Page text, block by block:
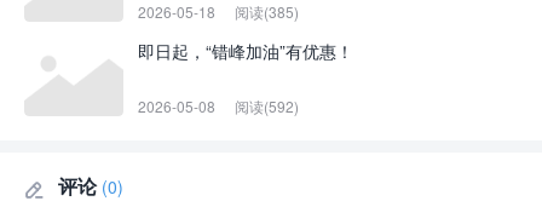
2026-05-18 阅读(385)
即日起，“错峰加油”有优惠！
2026-05-08 阅读(592)
 评论 (0)